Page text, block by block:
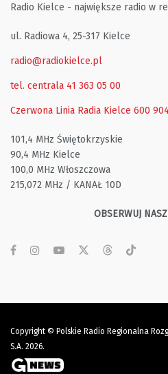
Radio Kielce - największe radio w
ul. Radiowa 4, 25-317 Kielce
radio@radiokielce.pl
tel. centrala 41 363 05 00
Czerwona Linia Radia Kielce 600
101,4 MHz Świętokrzyskie
90,4 MHz Kielce
100,0 MHz Włoszczowa
215,072 MHz / KANAŁ 10D
OBSERWUJ
Copyright © Polskie Radio Regionalna
S.A. 2026.